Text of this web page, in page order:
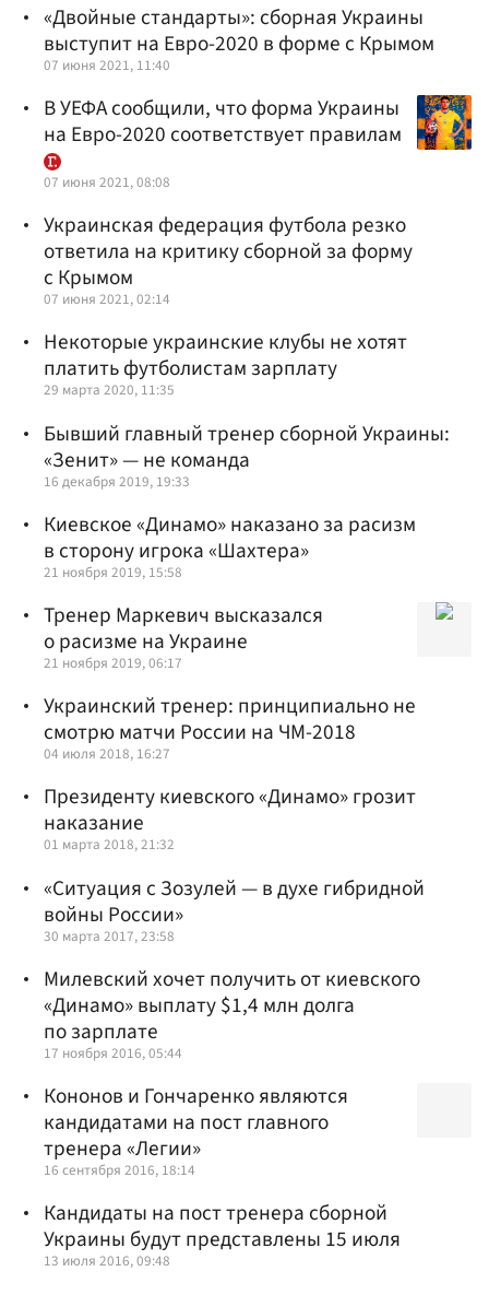
«Двойные стандарты»: сборная Украины
выступит на Евро-2020 в форме с Крымом
07 июня 2021, 11:40
В УЕФА сообщили, что форма Украины
на Евро-2020 соответствует правилам
07 июня 2021, 08:08
Украинская федерация футбола резко
ответила на критику сборной за форму
с Крымом
07 июня 2021, 02:14
Некоторые украинские клубы не хотят
платить футболистам зарплату
29 марта 2020, 11:35
Бывший главный тренер сборной Украины:
«Зенит» — не команда
16 декабря 2019, 19:33
Киевское «Динамо» наказано за расизм
в сторону игрока «Шахтера»
21 ноября 2019, 15:58
Тренер Маркевич высказался
о расизме на Украине
21 ноября 2019, 06:17
Украинский тренер: принципиально не
смотрю матчи России на ЧМ-2018
04 июля 2018, 16:27
Президенту киевского «Динамо» грозит
наказание
01 марта 2018, 21:32
«Ситуация с Зозулей — в духе гибридной
войны России»
30 марта 2017, 23:58
Милевский хочет получить от киевского
«Динамо» выплату $1,4 млн долга
по зарплате
17 ноября 2016, 05:44
Кононов и Гончаренко являются
кандидатами на пост главного
тренера «Легии»
16 сентября 2016, 18:14
Кандидаты на пост тренера сборной
Украины будут представлены 15 июля
13 июля 2016, 09:48